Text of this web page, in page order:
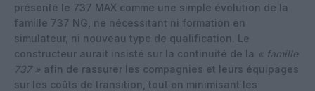
présenté le 737 MAX comme une simple évolution de la
famille 737 NG, ne nécessitant ni formation en
simulateur, ni nouveau type de qualification. Le
constructeur aurait insisté sur la continuité de la « famille
737 » afin de rassurer les compagnies et leurs équipages
sur les coûts de transition, tout en minimisant les